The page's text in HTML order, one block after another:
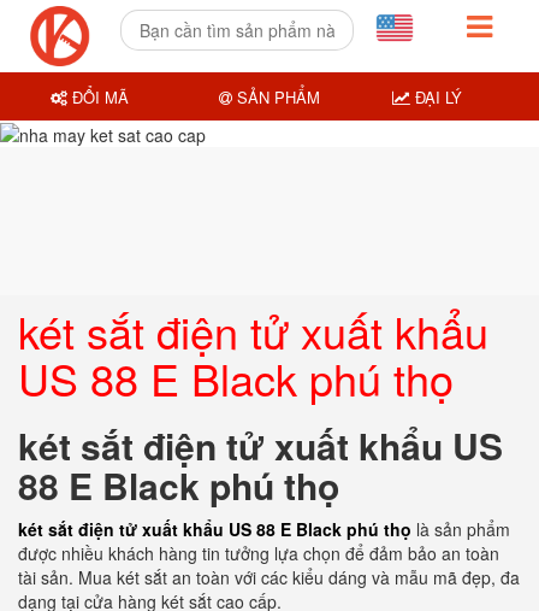
két sắt điện tử xuất khẩu
US 88 E Black phú thọ
két sắt điện tử xuất khẩu US
88 E Black phú thọ
két sắt điện tử xuất khẩu US 88 E Black phú thọ là sản phẩm
được nhiều khách hàng tin tưởng lựa chọn để đảm bảo an toàn
tài sản. Mua két sắt an toàn với các kiểu dáng và mẫu mã đẹp, đa
dạng tại cửa hàng két sắt cao cấp.
ĐỔI MÃ SẢN PHẨM ĐẠI LÝ